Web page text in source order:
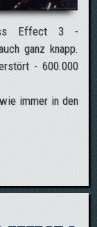
Effect 3 -
ganz knapp.
- 600.000
immer in den
WAR